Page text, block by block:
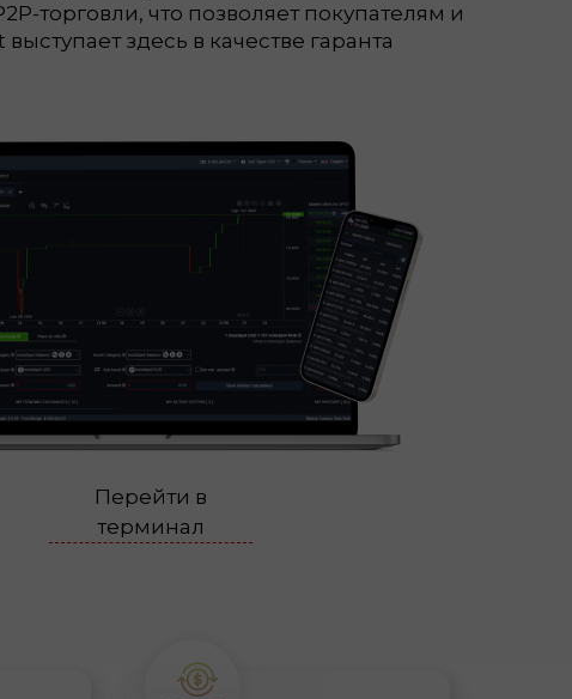
торговли, что позволяет покупателям и
здесь в качестве гаранта
Перейти в
терминал